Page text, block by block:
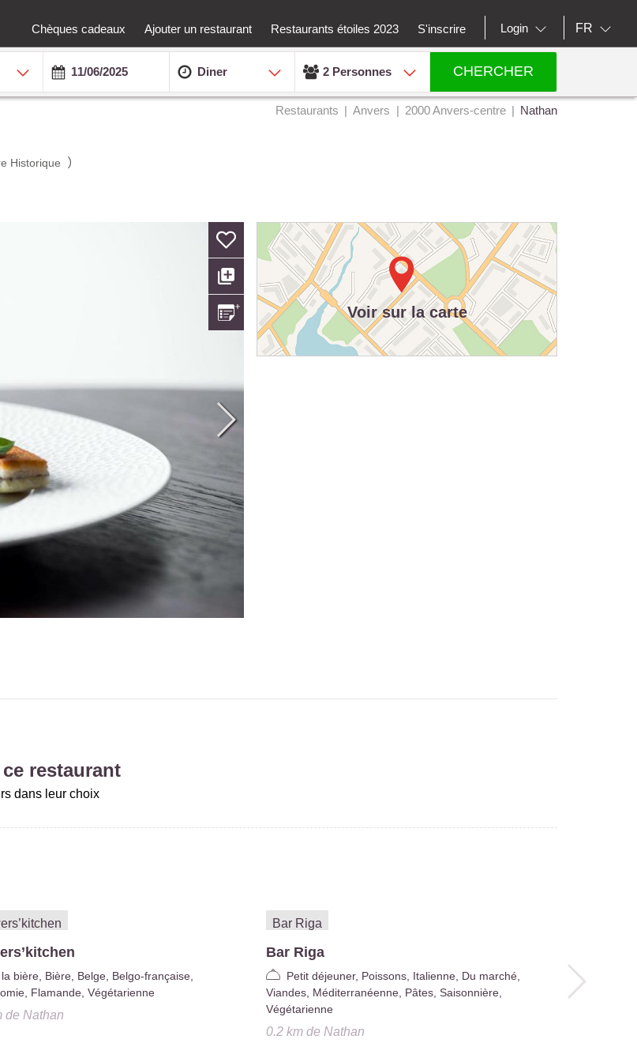
Chèques cadeaux Ajouter un restaurant Restaurants étoiles 2023 S'inscrire Login FR
Diner 2 Personnes CHERCHER
Restaurants Anvers 2000 Anvers-centre Nathan
Historique )
Voir sur la carte
restaurant
dans leur choix
bière, Bière, Belge, Belgo-française,
Flamande, Végétarienne
de Nathan
Bar Riga
Petit déjeuner, Poissons, Italienne, Du marché,
Viandes, Méditerranéenne, Pâtes, Saisonnière,
Végétarienne
0.2 kmde Nathan
Viandes,